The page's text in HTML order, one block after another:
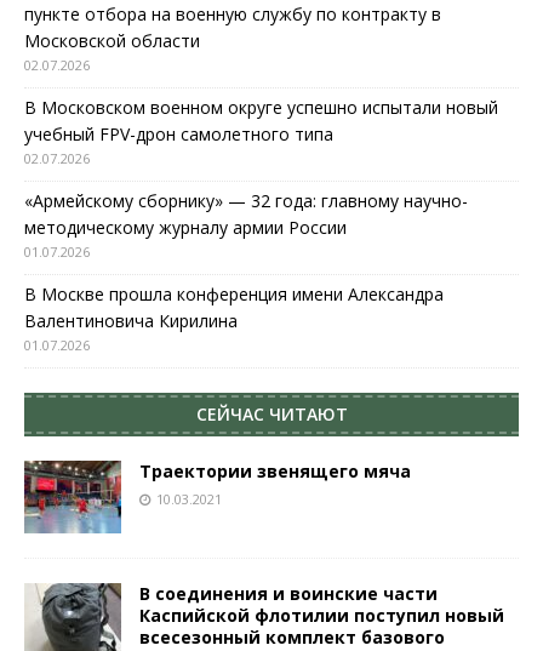
пункте отбора на военную службу по контракту в
Московской области
02.07.2026
В Московском военном округе успешно испытали новый
учебный FPV-дрон самолетного типа
02.07.2026
«Армейскому сборнику» — 32 года: главному научно-
методическому журналу армии России
01.07.2026
В Москве прошла конференция имени Александра
Валентиновича Кирилина
01.07.2026
СЕЙЧАС ЧИТАЮТ
Траектории звенящего мяча
10.03.2021
В соединения и воинские части
Каспийской флотилии поступил новый
всесезонный комплект базового